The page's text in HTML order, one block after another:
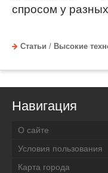
спросом у
Статьи / Высокие
Навигация
О сайте
Условия пользования
Карта города